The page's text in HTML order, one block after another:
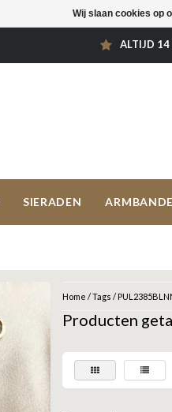
ALTIJD 14
SIERADEN
Home /Tags /
Producten
Wij slaan cookies op